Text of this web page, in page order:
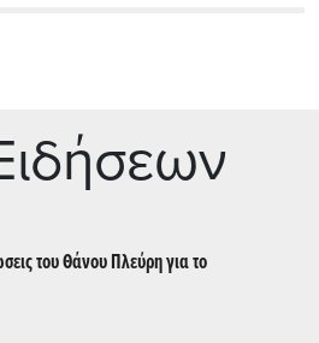
του Θάνου Πλεύρη για το